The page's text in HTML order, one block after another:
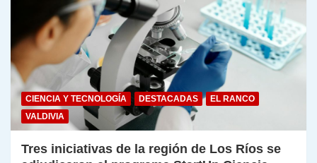
CIENCIA Y TECNOLOGÍA DESTACADAS
EL RANCO
VALDIVIA
Tres iniciativas de la región de Los Ríos se